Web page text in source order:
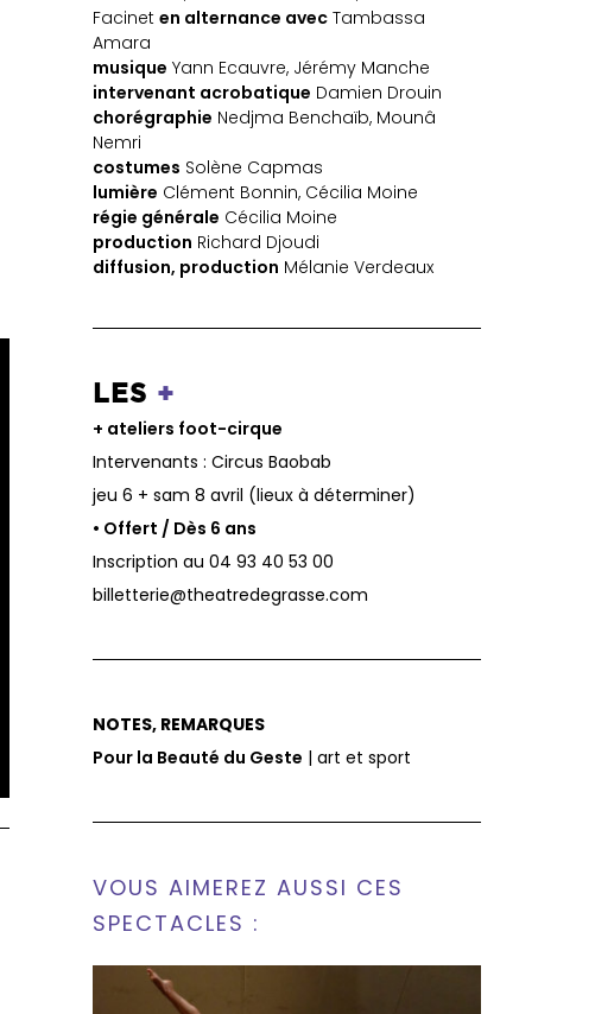
Facineten alternance avec Tambassa
Amara
musique Yann Ecauvre, Jérémy Manche
intervenant acrobatique Damien Drouin
chorégraphie Nedjma Benchaïb, Mounâ
Nemri
costumes Solène Capmas
lumière Clément Bonnin, Cécilia Moine
régie générale Cécilia Moine
production Richard Djoudi
diffusion, production Mélanie Verdeaux
LES +
+ ateliers foot-cirque
Intervenants : Circus Baobab
jeu 6 + sam 8 avril (lieux à déterminer)
• Offert / Dès 6 ans
Inscription au 04 93 40 53 00
billetterie@theatredegrasse.com
NOTES, REMARQUES
Pour la Beauté du Geste | art et sport
VOUS AIMEREZ AUSSI CES
SPECTACLES :